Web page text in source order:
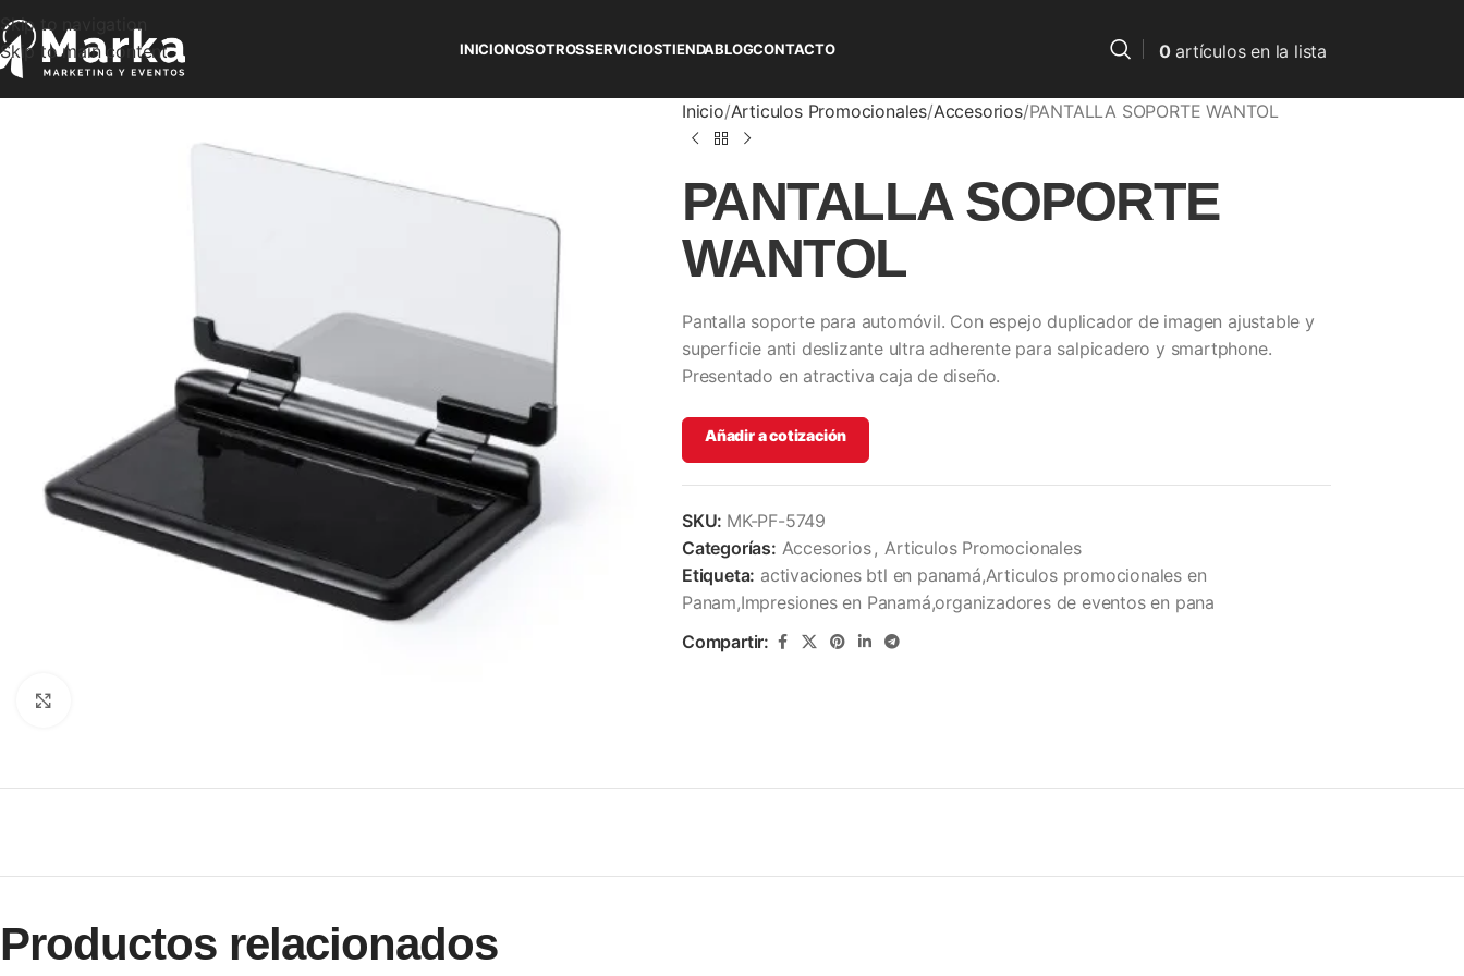
Skip to navigation
Skip to main content
INICIONOSOTROSSERVICIOSTIENDABLOGCONTACTO 0artículosen la lista
Inicio Articulos Promocionales Accesorios PANTALLA SOPORTE WANTOL
PANTALLA SOPORTE
WANTOL
Pantalla soporte para automóvil. Con espejo duplicador de imagen ajustable y
superficie anti deslizante ultra adherente para salpicadero y smartphone.
Presentado en atractiva caja de diseño.
Añadir a cotización
SKU: MK-PF-5749
Categorías: Accesorios, Articulos Promocionales
Etiqueta: activaciones btl en panamá,Articulos promocionales en
Panam,Impresiones en Panamá,organizadores de eventos en pana
Compartir:
Productos relacionados